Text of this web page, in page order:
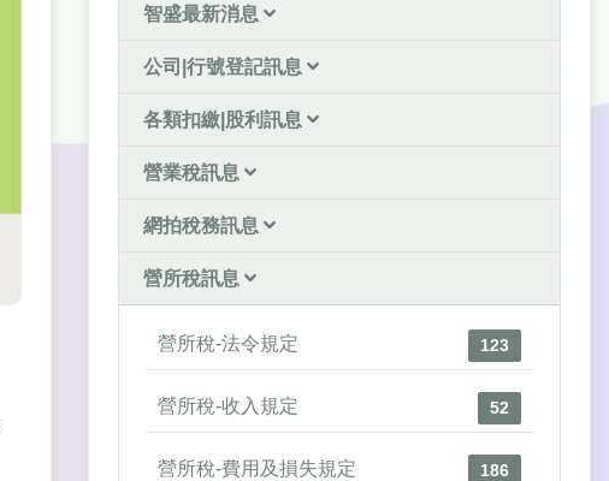
智盛最新消息
公司|行號登記訊息
各類扣繳|股利訊息
營業稅訊息
網拍稅務訊息
營所稅訊息
營所稅-法令規定 123
營所稅-收入規定 52
營所稅-費用及損失規定 186